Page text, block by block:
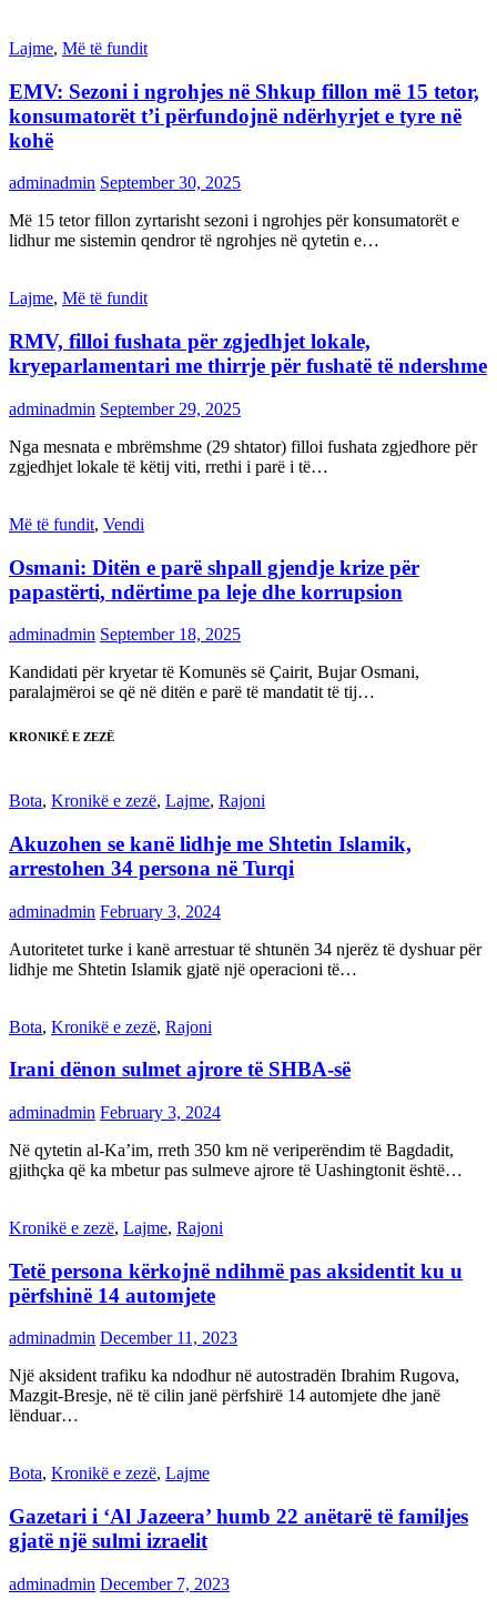
Lajme, Më të fundit
EMV: Sezoni i ngrohjes në Shkup fillon më 15 tetor,
konsumatorët t’i përfundojnë ndërhyrjet e tyre në
kohë
adminadmin September 30, 2025
Më 15 tetor fillon zyrtarisht sezoni i ngrohjes për konsumatorët e
lidhur me sistemin qendror të ngrohjes në qytetin e…
Lajme, Më të fundit
RMV, filloi fushata për zgjedhjet lokale,
kryeparlamentari me thirrje për fushatë të ndershme
adminadmin September 29, 2025
Nga mesnata e mbrëmshme (29 shtator) filloi fushata zgjedhore për
zgjedhjet lokale të këtij viti, rrethi i parë i të…
Më të fundit, Vendi
Osmani: Ditën e parë shpall gjendje krize për
papastërti, ndërtime pa leje dhe korrupsion
adminadmin September 18, 2025
Kandidati për kryetar të Komunës së Çairit, Bujar Osmani,
paralajmëroi se që në ditën e parë të mandatit të tij…
KRONIKË E ZEZË
Bota, Kronikë e zezë, Lajme, Rajoni
Akuzohen se kanë lidhje me Shtetin Islamik,
arrestohen 34 persona në Turqi
adminadmin February 3, 2024
Autoritetet turke i kanë arrestuar të shtunën 34 njerëz të dyshuar për
lidhje me Shtetin Islamik gjatë një operacioni të…
Bota, Kronikë e zezë, Rajoni
Irani dënon sulmet ajrore të SHBA-së
adminadmin February 3, 2024
Në qytetin al-Ka’im, rreth 350 km në veriperëndim të Bagdadit,
gjithçka që ka mbetur pas sulmeve ajrore të Uashingtonit është…
Kronikë e zezë, Lajme, Rajoni
Tetë persona kërkojnë ndihmë pas aksidentit ku u
përfshinë 14 automjete
adminadmin December 11, 2023
Një aksident trafiku ka ndodhur në autostradën Ibrahim Rugova,
Mazgit-Bresje, në të cilin janë përfshirë 14 automjete dhe janë
lënduar…
Bota, Kronikë e zezë, Lajme
Gazetari i ‘Al Jazeera’ humb 22 anëtarë të familjes
gjatë një sulmi izraelit
adminadmin December 7, 2023